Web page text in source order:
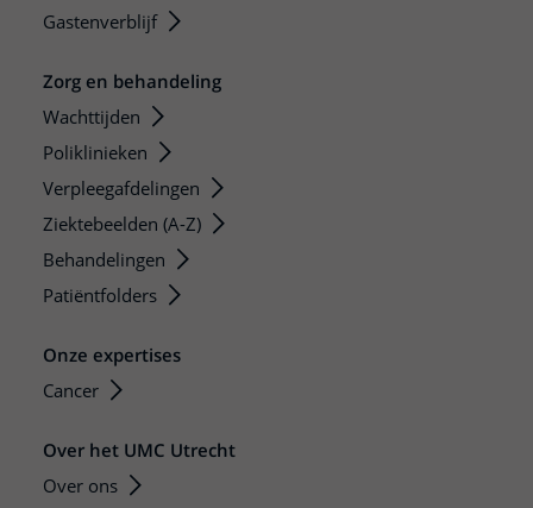
Gastenverblijf
Zorg en behandeling
Wachttijden
Poliklinieken
Verpleegafdelingen
Ziektebeelden (A-Z)
Behandelingen
Patiëntfolders
Onze expertises
Cancer
Over het UMC Utrecht
Over ons